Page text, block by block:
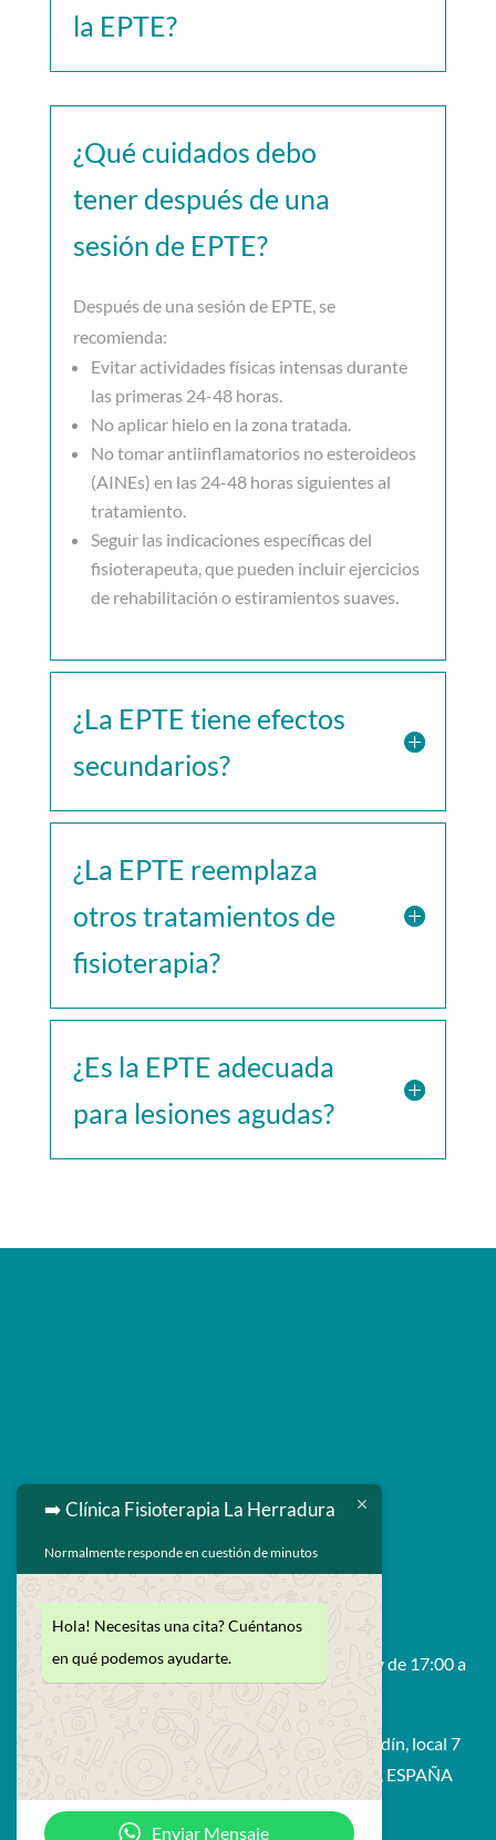
la EPTE?
¿Qué cuidados debo
tener después de una
sesión de EPTE?
Después de una sesión de EPTE, se
recomienda:
Evitar actividades físicas intensas durante
las primeras 24-48 horas.
No aplicar hielo en la zona tratada.
No tomar antiinflamatorios no esteroideos
(AINEs) en las 24-48 horas siguientes al
tratamiento.
Seguir las indicaciones específicas del
fisioterapeuta, que pueden incluir ejercicios
de rehabilitación o estiramientos suaves.
¿La EPTE tiene efectos
secundarios?
¿La EPTE reemplaza
otros tratamientos de
fisioterapia?
¿Es la EPTE adecuada
para lesiones agudas?
 629 593 264


Horario: De Lunes a Viernes 9:00 a 14:00 y de 17:00 a
Avda. Francisco Prieto Moreno, edif. Bahía Jardín, local 7
18697 - La Herradura (Amuñecar - Granada), ESPAÑA
➡️ Clínica Fisioterapia La Herradura
Normalmente responde en cuestión de minutos
Hola! Necesitas una cita? Cuéntanos
en qué podemos ayudarte.
Enviar Mensaje